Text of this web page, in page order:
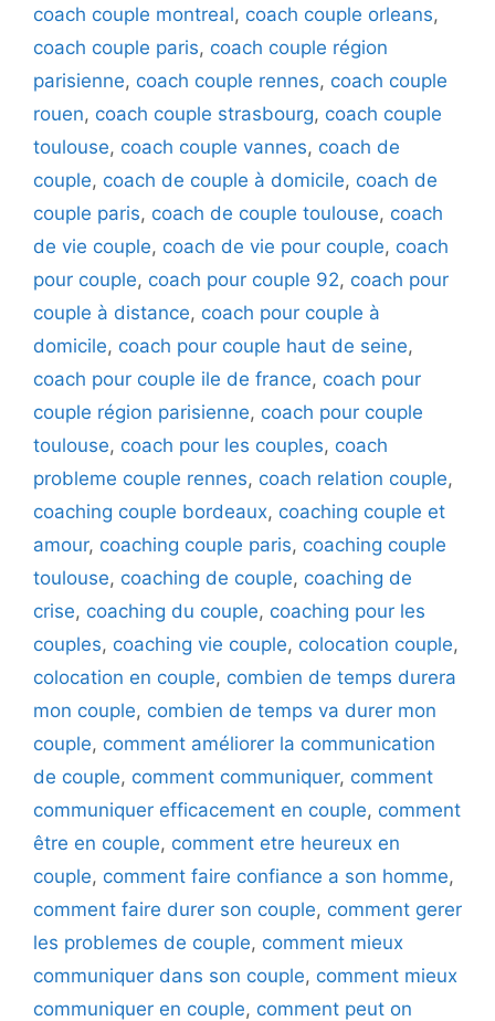
coach couple montreal, coach couple orleans,
coach couple paris, coach couple région
parisienne, coach couple rennes, coach couple
rouen, coach couple strasbourg, coach couple
toulouse, coach couple vannes, coach de
couple, coach de couple à domicile, coach de
couple paris, coach de couple toulouse, coach
de vie couple, coach de vie pour couple, coach
pour couple, coach pour couple 92, coach pour
couple à distance, coach pour couple à
domicile, coach pour couple haut de seine,
coach pour couple ile de france, coach pour
couple région parisienne, coach pour couple
toulouse, coach pour les couples, coach
probleme couple rennes, coach relation couple,
coaching couple bordeaux, coaching couple et
amour, coaching couple paris, coaching couple
toulouse, coaching de couple, coaching de
crise, coaching du couple, coaching pour les
couples, coaching vie couple, colocation couple,
colocation en couple, combien de temps durera
mon couple, combien de temps va durer mon
couple, comment améliorer la communication
de couple, comment communiquer, comment
communiquer efficacement en couple, comment
être en couple, comment etre heureux en
couple, comment faire confiance a son homme,
comment faire durer son couple, comment gerer
les problemes de couple, comment mieux
communiquer dans son couple, comment mieux
communiquer en couple, comment peut on